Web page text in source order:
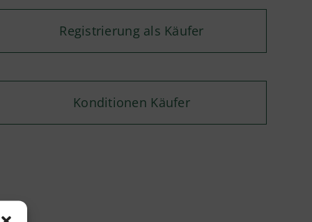
Registrierung als Käufer
Konditionen Käufer